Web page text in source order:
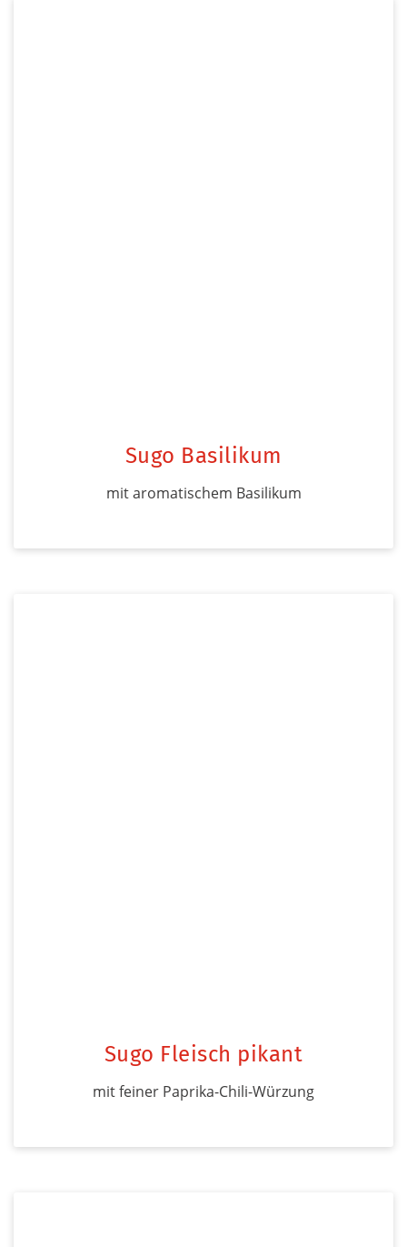
Sugo Basilikum
mit aromatischem Basilikum
Sugo Fleisch pikant
mit feiner Paprika-Chili-Würzung